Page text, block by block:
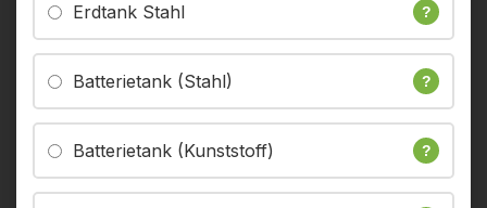
Erdtank Stahl ?
Batterietank (Stahl) ?
Batterietank (Kunststoff) ?